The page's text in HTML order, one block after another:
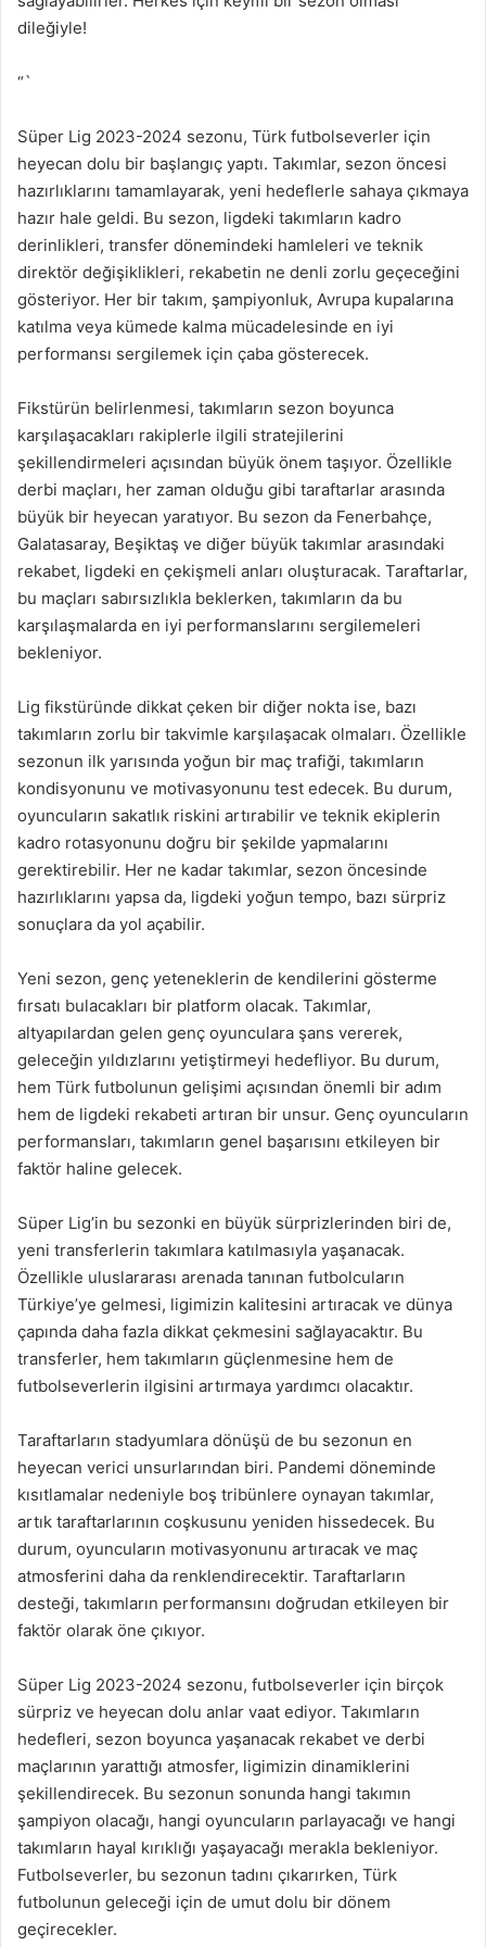
dileğiyle!
“`
Süper Lig 2023-2024 sezonu, Türk futbolseverler için
heyecan dolu bir başlangıç yaptı. Takımlar, sezon öncesi
hazırlıklarını tamamlayarak, yeni hedeflerle sahaya çıkmaya
hazır hale geldi. Bu sezon, ligdeki takımların kadro
derinlikleri, transfer dönemindeki hamleleri ve teknik
direktör değişiklikleri, rekabetin ne denli zorlu geçeceğini
gösteriyor. Her bir takım, şampiyonluk, Avrupa kupalarına
katılma veya kümede kalma mücadelesinde en iyi
performansı sergilemek için çaba gösterecek.
Fikstürün belirlenmesi, takımların sezon boyunca
karşılaşacakları rakiplerle ilgili stratejilerini
şekillendirmeleri açısından büyük önem taşıyor. Özellikle
derbi maçları, her zaman olduğu gibi taraftarlar arasında
büyük bir heyecan yaratıyor. Bu sezon da Fenerbahçe,
Galatasaray, Beşiktaş ve diğer büyük takımlar arasındaki
rekabet, ligdeki en çekişmeli anları oluşturacak. Taraftarlar,
bu maçları sabırsızlıkla beklerken, takımların da bu
karşılaşmalarda en iyi performanslarını sergilemeleri
bekleniyor.
Lig fikstüründe dikkat çeken bir diğer nokta ise, bazı
takımların zorlu bir takvimle karşılaşacak olmaları. Özellikle
sezonun ilk yarısında yoğun bir maç trafiği, takımların
kondisyonunu ve motivasyonunu test edecek. Bu durum,
oyuncuların sakatlık riskini artırabilir ve teknik ekiplerin
kadro rotasyonunu doğru bir şekilde yapmalarını
gerektirebilir. Her ne kadar takımlar, sezon öncesinde
hazırlıklarını yapsa da, ligdeki yoğun tempo, bazı sürpriz
sonuçlara da yol açabilir.
Yeni sezon, genç yeteneklerin de kendilerini gösterme
fırsatı bulacakları bir platform olacak. Takımlar,
altyapılardan gelen genç oyunculara şans vererek,
geleceğin yıldızlarını yetiştirmeyi hedefliyor. Bu durum,
hem Türk futbolunun gelişimi açısından önemli bir adım
hem de ligdeki rekabeti artıran bir unsur. Genç oyuncuların
performansları, takımların genel başarısını etkileyen bir
faktör haline gelecek.
Süper Lig’in bu sezonki en büyük sürprizlerinden biri de,
yeni transferlerin takımlara katılmasıyla yaşanacak.
Özellikle uluslararası arenada tanınan futbolcuların
Türkiye’ye gelmesi, ligimizin kalitesini artıracak ve dünya
çapında daha fazla dikkat çekmesini sağlayacaktır. Bu
transferler, hem takımların güçlenmesine hem de
futbolseverlerin ilgisini artırmaya yardımcı olacaktır.
Taraftarların stadyumlara dönüşü de bu sezonun en
heyecan verici unsurlarından biri. Pandemi döneminde
kısıtlamalar nedeniyle boş tribünlere oynayan takımlar,
artık taraftarlarının coşkusunu yeniden hissedecek. Bu
durum, oyuncuların motivasyonunu artıracak ve maç
atmosferini daha da renklendirecektir. Taraftarların
desteği, takımların performansını doğrudan etkileyen bir
faktör olarak öne çıkıyor.
Süper Lig 2023-2024 sezonu, futbolseverler için birçok
sürpriz ve heyecan dolu anlar vaat ediyor. Takımların
hedefleri, sezon boyunca yaşanacak rekabet ve derbi
maçlarının yarattığı atmosfer, ligimizin dinamiklerini
şekillendirecek. Bu sezonun sonunda hangi takımın
şampiyon olacağı, hangi oyuncuların parlayacağı ve hangi
takımların hayal kırıklığı yaşayacağı merakla bekleniyor.
Futbolseverler, bu sezonun tadını çıkarırken, Türk
futbolunun geleceği için de umut dolu bir dönem
geçirecekler.